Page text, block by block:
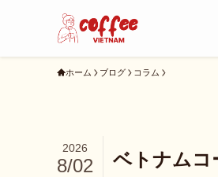
ホーム ブログ コラム
ベトナムコ
2026
8/02